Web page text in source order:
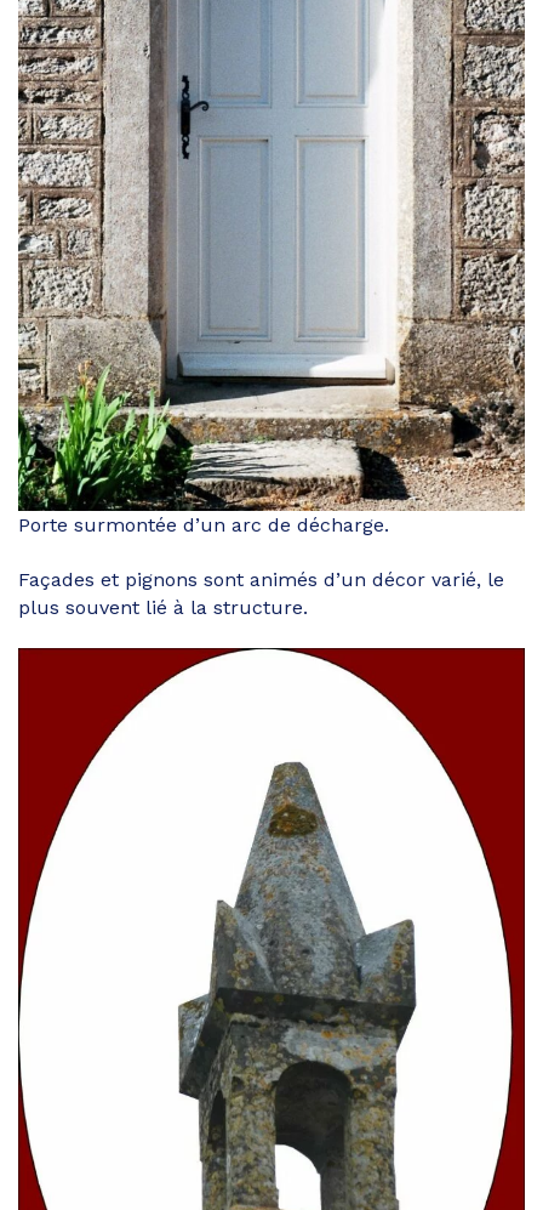
Porte surmontée d’un arc de décharge.
Façades et pignons sont animés d’un décor varié, le
plus souvent lié à la structure.